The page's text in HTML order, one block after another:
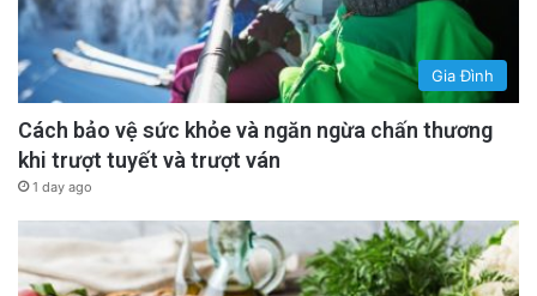
Gia Đình
Cách bảo vệ sức khỏe và ngăn ngừa chấn thương
khi trượt tuyết và trượt ván
1 day ago